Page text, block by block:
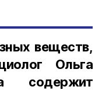
веществ,
Ольга
содержит